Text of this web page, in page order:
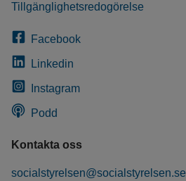
Tillgänglighetsredogörelse
Facebook
Linkedin
Instagram
Podd
Kontakta oss
socialstyrelsen@socialstyrelsen.se